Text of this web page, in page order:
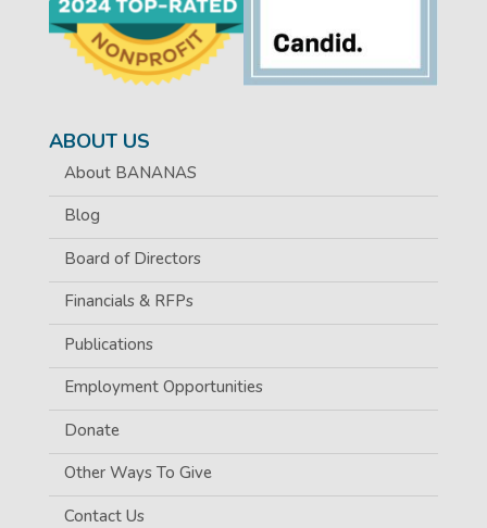
ABOUT US
About BANANAS
Blog
Board of Directors
Financials & RFPs
Publications
Employment Opportunities
Donate
Other Ways To Give
Contact Us